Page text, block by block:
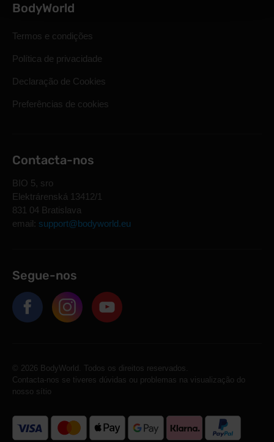
BodyWorld
Termos e condições
Política de privacidade
Declaração de Cookies
Preferências de cookies
Contacta-nos
BIO 5, sro
Elektrárenská 13412/1
831 04 Bratislava
email: support@bodyworld.eu
Segue-nos
© 2026 BodyWorld. Todos os direitos reservados.
Contacta-nos se tiveres dúvidas ou problemas na visualização do
nosso sítio